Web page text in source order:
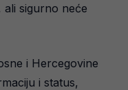
ali sigurno neće
i Hercegovine
i status,